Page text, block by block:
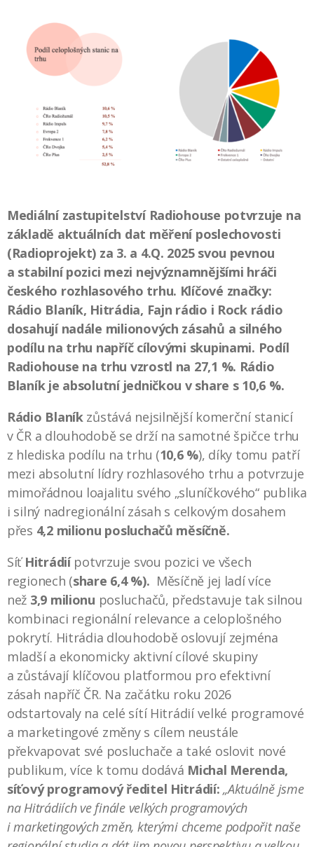
Mediální zastupitelství Radiohouse potvrzuje na
základě aktuálních dat měření poslechovosti
(Radioprojekt) za 3. a 4.Q. 2025 svou pevnou
a stabilní pozici mezi nejvýznamnějšími hráči
českého rozhlasového trhu. Klíčové značky:
Rádio Blaník, Hitrádia, Fajn rádio i Rock rádio
dosahují nadále milionových zásahů a silného
podílu na trhu napříč cílovými skupinami. Podíl
Radiohouse na trhu vzrostl na 27,1 %. Rádio
Blaník je absolutní jedničkou v share s 10,6 %.
Rádio Blaníkzůstává nejsilnější komerční stanicí
v ČR a dlouhodobě se drží na samotné špičce trhu
z hlediska podílu na trhu (10,6 %), díky tomu patří
mezi absolutní lídry rozhlasového trhu a potvrzuje
mimořádnou loajalitu svého „sluníčkového“ publika
i silný nadregionální zásah s celkovým dosahem
přes 4,2 milionu posluchačů měsíčně.
Síť Hitrádiípotvrzuje svou pozici ve všech
regionech (share 6,4 %). Měsíčně jej ladí více
než 3,9 milionu posluchačů, představuje tak silnou
kombinaci regionální relevance a celoplošného
pokrytí. Hitrádia dlouhodobě oslovují zejména
mladší a ekonomicky aktivní cílové skupiny
a zůstávají klíčovou platformou pro efektivní
zásah napříč ČR. Na začátku roku 2026
odstartovaly na celé sítí Hitrádií velké programové
a marketingové změny s cílem neustále
překvapovat své posluchače a také oslovit nové
publikum, více k tomu dodává Michal Merenda,
síťový programový ředitel Hitrádií:„Aktuálně jsme
na Hitrádiích ve finále velkých programových
i marketingových změn, kterými chceme podpořit naše